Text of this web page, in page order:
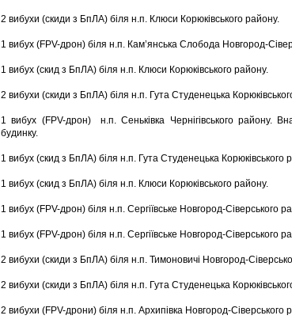
2 вибухи (скиди з БпЛА) біля н.п. Клюси Корюківського району.
1 вибух (FPV-дрон) біля н.п. Кам’янська Слобода Новгород-
1 вибух (скид з БпЛА) біля н.п. Клюси Корюківського району.
2 вибухи (скиди з БпЛА) біля н.п. Гута Студенецька
1 вибух (FPV-дрон) н.п. Сеньківка Чернігівського району.
будинку.
1 вибух (скид з БпЛА) біля н.п. Гута Студенецька Корюківського
1 вибух (скид з БпЛА) біля н.п. Клюси Корюківського району.
1 вибух (FPV-дрон) біля н.п. Сергіївське Новгород-Сіверського
1 вибух (FPV-дрон) біля н.п. Сергіївське Новгород-Сіверського
2 вибухи (скиди з БпЛА) біля н.п. Тимоновичі Новгород-
2 вибухи (скиди з БпЛА) біля н.п. Гута Студенецька
2 вибухи (FPV-дрони) біля н.п. Архипівка Новгород-Сіверського